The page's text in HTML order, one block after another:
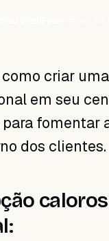
criar
em seu
fomentar
dos clientes.